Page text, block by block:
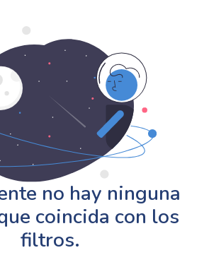
no hay ninguna
coincida con los
filtros.